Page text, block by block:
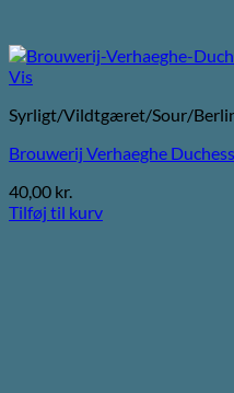
Vis
Syrligt/Vildtgæret/Sour/
Brouwerij Verhaeghe
40,00 kr.
Tilføj til kurv